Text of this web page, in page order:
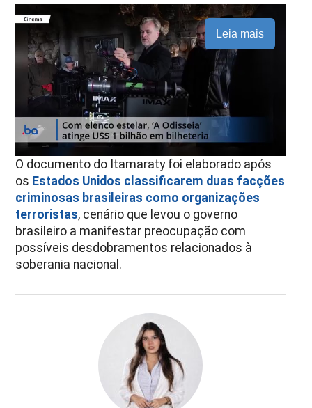
Leia mais
O documento do Itamaraty foi elaborado após
os Estados Unidos classificarem duas facções
criminosas brasileiras como organizações
terroristas, cenário que levou o governo
brasileiro a manifestar preocupação com
possíveis desdobramentos relacionados à
soberania nacional.